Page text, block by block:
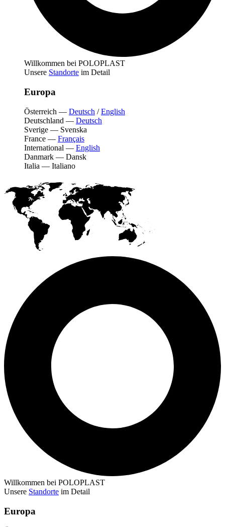
Willkommen bei POLOPLAST
Unsere Standorte im Detail
Europa
Österreich — Deutsch /English
Deutschland — Deutsch
Sverige — Svenska
France — Français
International — English
Danmark — Dansk
Italia — Italiano
Willkommen bei POLOPLAST
Unsere Standorte im Detail
Europa